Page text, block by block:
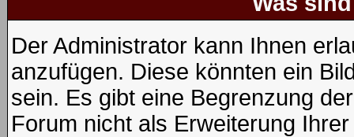
Der Administrator kann Ihnen
anzufügen. Diese könnten ein
sein. Es gibt eine Begrenzung
Forum nicht als Erweiterung